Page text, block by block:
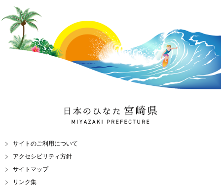
日本のひなた 宮崎県
MIYAZAKI PREFECTURE
サイトのご利用について
アクセシビリティ方針
サイトマップ
リンク集